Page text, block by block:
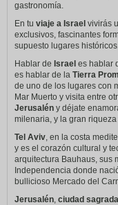
gastronomía.
En tu viaje a Israel vivirás
exclusivos, fascinantes
supuesto lugares
Hablar de Israel es hablar
es hablar de la Tierra
de uno de los lugares con
Mar Muerto y visita entre
Jerusalén y déjate
milenaria, y la gran
Tel Aviv, en la costa
y es el corazón cultural y
arquitectura Bauhaus, sus
Independencia donde
bullicioso Mercado del
Jerusalén, ciudad